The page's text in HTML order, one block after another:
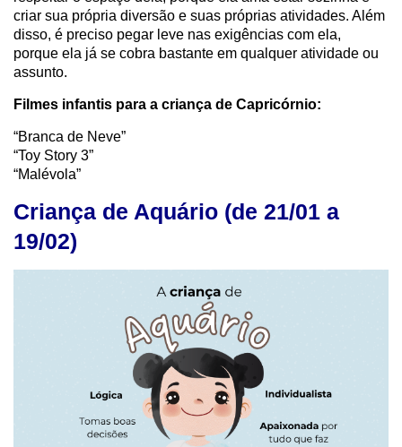
criar sua própria diversão e suas próprias atividades. Além
disso, é preciso pegar leve nas exigências com ela,
porque ela já se cobra bastante em qualquer atividade ou
assunto.
Filmes infantis para a criança de Capricórnio:
“Branca de Neve”
“Toy Story 3”
“Malévola”
Criança de Aquário (de 21/01 a
19/02)